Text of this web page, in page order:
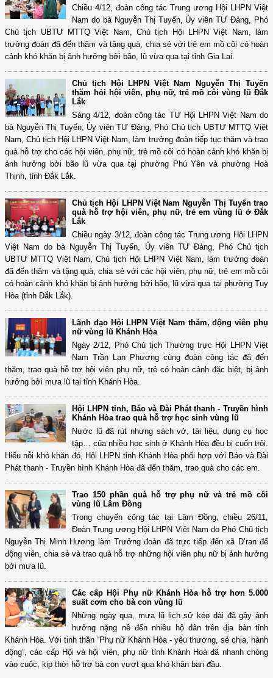
Chiều 4/12, đoàn công tác Trung ương Hội LHPN Việt
Nam do bà Nguyễn Thị Tuyến, Ủy viên TƯ Đảng, Phó
Chủ tịch UBTƯ MTTQ Việt Nam, Chủ tịch Hội LHPN Việt Nam, làm
trưởng đoàn đã đến thăm và tặng quà, chia sẻ với trẻ em mồ côi có hoàn
cảnh khó khăn bị ảnh hưởng bởi bão, lũ vừa qua tại tỉnh Gia Lai.
Chủ tịch Hội LHPN Việt Nam Nguyễn Thị Tuyến
thăm hỏi hội viên, phụ nữ, trẻ mồ côi vùng lũ Đắk
Lắk
Sáng 4/12, đoàn công tác TƯ Hội LHPN Việt Nam do
bà Nguyễn Thị Tuyến, Ủy viên TƯ Đảng, Phó Chủ tịch UBTƯ MTTQ Việt
Nam, Chủ tịch Hội LHPN Việt Nam, làm trưởng đoàn tiếp tục thăm và trao
quà hỗ trợ cho các hội viên, phụ nữ, trẻ mồ côi có hoàn cảnh khó khăn bị
ảnh hưởng bởi bão lũ vừa qua tại phường Phú Yên và phường Hoà
Thịnh, tỉnh Đắk Lắk.
Chủ tịch Hội LHPN Việt Nam Nguyễn Thị Tuyến trao
quà hỗ trợ hội viên, phụ nữ, trẻ em vùng lũ ở Đắk
Lắk
Chiều ngày 3/12, đoàn công tác Trung ương Hội LHPN
Việt Nam do bà Nguyễn Thị Tuyến, Ủy viên TƯ Đảng, Phó Chủ tịch
UBTƯ MTTQ Việt Nam, Chủ tịch Hội LHPN Việt Nam, làm trưởng đoàn
đã đến thăm và tặng quà, chia sẻ với các hội viên, phụ nữ, trẻ em mồ côi
có hoàn cảnh khó khăn bị ảnh hưởng bởi bão, lũ vừa qua tại phường Tuy
Hòa (tỉnh Đắk Lắk).
Lãnh đạo Hội LHPN Việt Nam thăm, động viên phụ
nữ vùng lũ Khánh Hòa
Ngày 2/12, Phó Chủ tịch Thường trực Hội LHPN Việt
Nam Trần Lan Phương cùng đoàn công tác đã đến
thăm, trao quà hỗ trợ hội viên phụ nữ, trẻ có hoàn cảnh đặc biệt, bị ảnh
hưởng bởi mưa lũ tại tỉnh Khánh Hòa.
Hội LHPN tỉnh, Báo và Đài Phát thanh - Truyền hình
Khánh Hòa trao quà hỗ trợ học sinh vùng lũ
Nước lũ đã rút nhưng sách vở, tài liệu, dụng cụ học
tập… của nhiều học sinh ở Khánh Hòa đều bị cuốn trôi.
Hiểu nỗi khó khăn đó, Hội LHPN tỉnh Khánh Hòa phối hợp với Báo và Đài
Phát thanh - Truyền hình Khánh Hòa đã đến thăm, trao quà cho các em.
Trao 150 phần quà hỗ trợ phụ nữ và trẻ mồ côi
vùng lũ Lâm Đồng
Trong chuyến công tác tại Lâm Đồng, chiều 26/11,
Đoàn Trung ương Hội LHPN Việt Nam do Phó Chủ tịch
Nguyễn Thị Minh Hương làm Trưởng đoàn đã trực tiếp đến xã D’ran để
động viên, chia sẻ và trao quà hỗ trợ những hội viên phụ nữ bị ảnh hưởng
bởi mưa lũ.
Các cấp Hội Phụ nữ Khánh Hòa hỗ trợ hơn 5.000
suất cơm cho bà con vùng lũ
Những ngày qua, mưa lũ lịch sử kéo dài đã gây ảnh
hưởng nặng nề đến nhiều hộ dân trên địa bàn tỉnh
Khánh Hòa. Với tinh thần “Phụ nữ Khánh Hòa - yêu thương, sẻ chia, hành
động”, các cấp Hội và hội viên, phụ nữ tỉnh Khánh Hoà đã nhanh chóng
vào cuộc, kịp thời hỗ trợ bà con vượt qua khó khăn ban đầu.